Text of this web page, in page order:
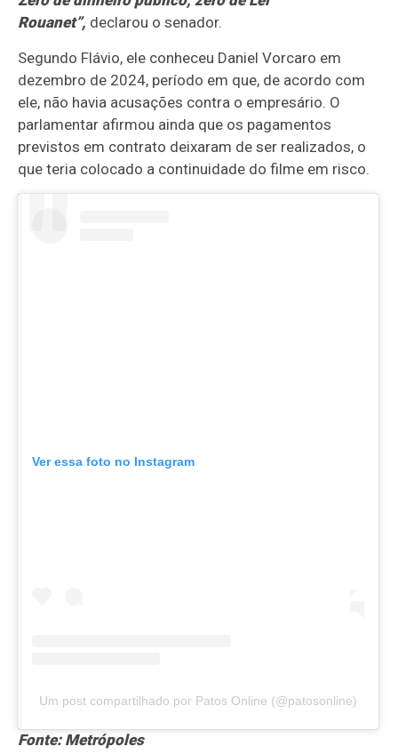
Rouanet”, declarou o senador.
Segundo Flávio, ele conheceu Daniel Vorcaro em
dezembro de 2024, período em que, de acordo com
ele, não havia acusações contra o empresário. O
parlamentar afirmou ainda que os pagamentos
previstos em contrato deixaram de ser realizados, o
que teria colocado a continuidade do filme em risco.
Ver essa foto no Instagram
Um post compartilhado por Patos Online (@patosonline)
Fonte: Metrópoles